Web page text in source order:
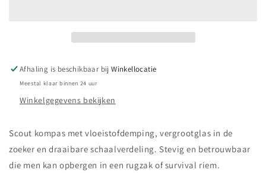
Afhaling is beschikbaar bijWinkellocatie
Meestal klaar binnen 24 uur
Winkelgegevens bekijken
Scout kompas met vloeistofdemping, vergrootglas in de
zoeker en draaibare schaalverdeling. Stevig en betrouwbaar
die men kan opbergen in een rugzak of survival riem.